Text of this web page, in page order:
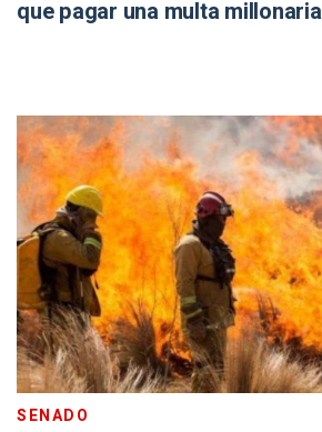
que pagar una multa millonaria
SENADO